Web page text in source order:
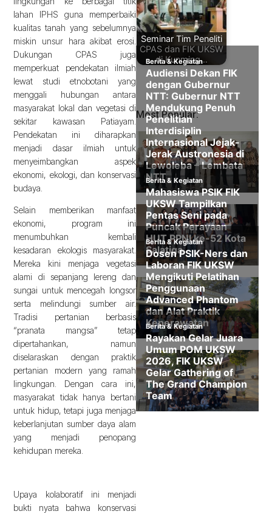
lahan IPHS guna memperbaiki
kualitas tanah yang sebelumnya
miskin unsur hara akibat erosi.
Dukungan CPAS juga
memperkuat pendekatan ilmiah
lewat studi etnobotani yang
menggali hubungan antara
masyarakat lokal dan vegetasi di
sekitar kawasan Patiayam.
Pendekatan ini diharapkan
menjadi dasar ilmiah untuk
menyeimbangkan aspek
ekonomi, ekologi, dan konservasi
budaya.
Selain memberikan manfaat
ekonomi, program ini
menumbuhkan kembali
kesadaran ekologis masyarakat.
Mereka kini menjaga vegetasi
alami di sepanjang lereng dan
sungai untuk mencegah longsor
serta melindungi sumber air.
Tradisi pertanian berbasis
“pranata mangsa” tetap
dipertahankan, namun
diselaraskan dengan praktik
pertanian modern yang ramah
lingkungan. Dengan cara ini,
masyarakat tidak hanya bertani
untuk hidup, tetapi juga menjaga
keberlanjutan sumber daya alam
yang menjadi penopang
kehidupan mereka.
Upaya kolaboratif ini menjadi
bukti nyata bahwa konservasi
Seminar Tim Peneliti
CPAS dan FIK UKSW
di Kunming…
Most Popular: